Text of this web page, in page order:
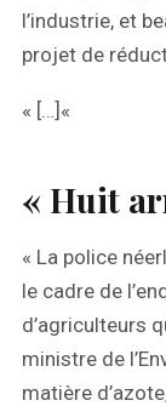
l’industrie, et
projet de
« […]«
« Huit
« La police
le cadre de
d’agriculteurs
ministre de
matière